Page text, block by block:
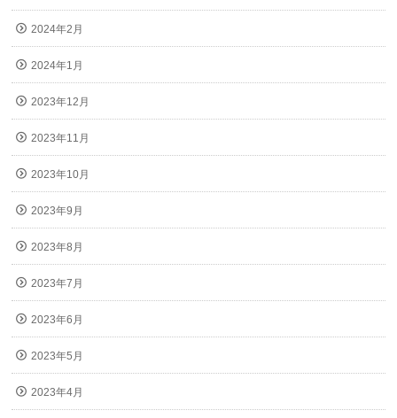
2024年2月
2024年1月
2023年12月
2023年11月
2023年10月
2023年9月
2023年8月
2023年7月
2023年6月
2023年5月
2023年4月